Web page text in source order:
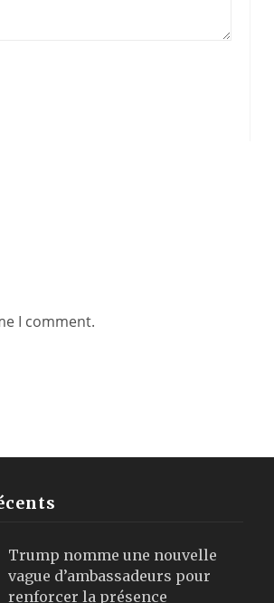
I comment.
Trump nomme une nouvelle
vague d’ambassadeurs pour
renforcer la présence